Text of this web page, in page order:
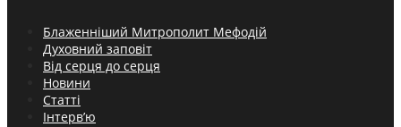
Блаженніший Митрополит Мефодій
Духовний заповіт
Від серця до серця
Новини
Статті
Інтерв’ю